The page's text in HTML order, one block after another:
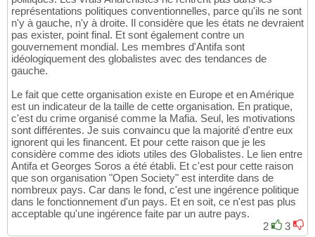
représentations politiques conventionnelles, parce qu'ils ne sont
n'y à gauche, n'y à droite. Il considère que les états ne devraient
pas exister, point final. Et sont également contre un
gouvernement mondial. Les membres d'Antifa sont
idéologiquement des globalistes avec des tendances de
gauche.
Le fait que cette organisation existe en Europe et en Amérique
est un indicateur de la taille de cette organisation. En pratique,
c'est du crime organisé comme la Mafia. Seul, les motivations
sont différentes. Je suis convaincu que la majorité d'entre eux
ignorent qui les financent. Et pour cette raison que je les
considère comme des idiots utiles des Globalistes. Le lien entre
Antifa et Georges Soros a été établi. Et c'est pour cette raison
que son organisation "Open Society" est interdite dans de
nombreux pays. Car dans le fond, c'est une ingérence politique
dans le fonctionnement d'un pays. Et en soit, ce n'est pas plus
acceptable qu'une ingérence faite par un autre pays.
2
3